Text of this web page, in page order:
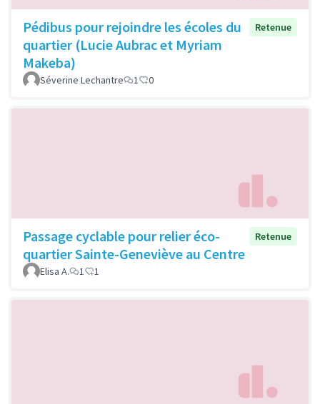
Pédibus pour rejoindre les écoles du
quartier (Lucie Aubrac et Myriam
Makeba)
Retenue
Séverine Lechantre 1 0
Passage cyclable pour relier éco-
quartier Sainte-Geneviève au Centre
Retenue
Elisa A. 1 1